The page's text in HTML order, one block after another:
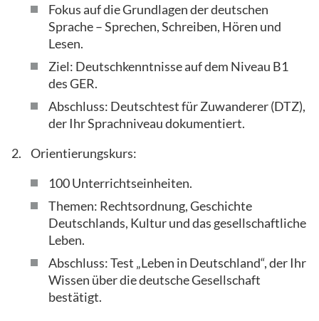
Fokus auf die Grundlagen der deutschen
Sprache – Sprechen, Schreiben, Hören und
Lesen.
Ziel: Deutschkenntnisse auf dem Niveau B1
des GER.
Abschluss: Deutschtest für Zuwanderer (DTZ),
der Ihr Sprachniveau dokumentiert.
Orientierungskurs:
100 Unterrichtseinheiten.
Themen: Rechtsordnung, Geschichte
Deutschlands, Kultur und das gesellschaftliche
Leben.
Abschluss: Test „Leben in Deutschland“, der Ihr
Wissen über die deutsche Gesellschaft
bestätigt.